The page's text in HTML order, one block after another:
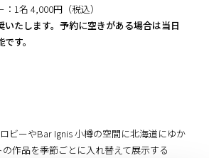
：1名 4,000円（税込）
いたします。予約に空きがある場合は当日
す。
ビーやBar Ignis 小樽の空間に北海道にゆか
作品を季節ごとに入れ替えて展示する